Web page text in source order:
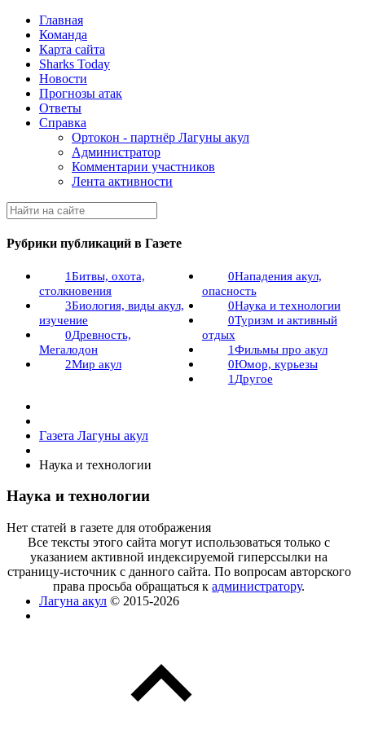
Главная
Команда
Карта сайта
Sharks Today
Новости
Прогнозы атак
Ответы
Справка
Ортокон - партнёр Лагуны акул
Администратор
Комментарии участников
Лента активности
Рубрики публикаций в Газете
1Битвы, охота,
столкновения
3Биология, виды акул,
изучение
0Древность,
Мегалодон
2Мир акул
0Нападения акул,
опасность
0Наука и технологии
0Туризм и активный
отдых
1Фильмы про акул
0Юмор, курьезы
1 Другое
Газета Лагуны акул
Наука и технологии
Наука и технологии
Нет статей в газете для отображения
Все тексты этого сайта могут использоваться только с
указанием активной индексируемой гиперссылки на
страницу-источник с данного сайта. По вопросам авторского
права просьба обращаться кадминистратору.
Лагуна акул © 2015-2026